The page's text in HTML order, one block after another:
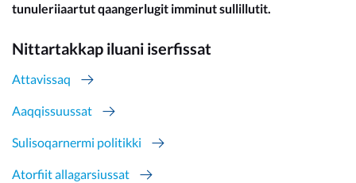
tunuleriiaartut qaangerlugit imminut sullillutit.
Nittartakkap iluani iserfissat
Attavissaq
Aaqqissuussat
Sulisoqarnermi politikki
Atorfiit allagarsiussat